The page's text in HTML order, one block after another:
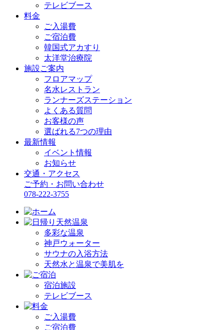
テレビブース
料金
ご入湯費
ご宿泊費
韓国式アカすり
太洋堂治療院
施設ご案内
フロアマップ
名水レストラン
ランナーズステーション
よくある質問
お客様の声
選ばれる7つの理由
最新情報
イベント情報
お知らせ
交通・アクセス
ご予約・お問い合わせ
078-222-3755
多彩な温泉
神戸ウォーター
サウナの入浴方法
天然水と温泉で美肌を
宿泊施設
テレビブース
ご入湯費
ご宿泊費